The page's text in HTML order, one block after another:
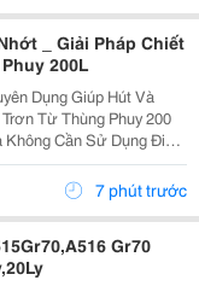
_ Giải Pháp Chiết
200L
Dụng Giúp Hút Và
Từ Thùng Phuy 200
Cần Sử Dụng Điện.
Chịu Lực , Kết Hợp
Vận Hành Nhẹ Nhàng,
7 phút trước
Gr70